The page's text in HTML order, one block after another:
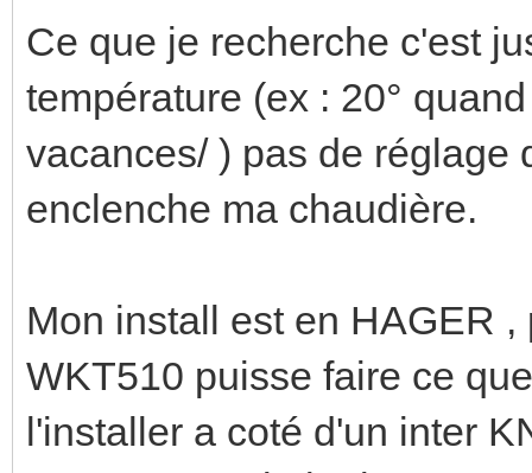
Ce que je recherche c'est
température (ex : 20°
vacances/ ) pas de réglage
enclenche ma chaudière.
Mon install est en HAGER
WKT510 puisse faire ce
l'installer a coté d'un inter